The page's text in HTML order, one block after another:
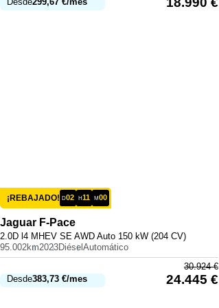
¡REBAJADO! D02 H11 M00
Jaguar F-Pace
2.0D l4 MHEV SE AWD Auto 150 kW (204 CV)
95.002km2023Diésel Automático
Desde383,73 €/mes
30.924€
24.445 €